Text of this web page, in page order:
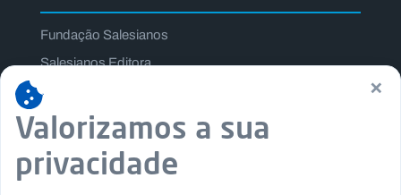
Fundação Salesianos
Salesianos Editora
Família Salesiana
Missão Dom Bosco
Jogos Nacionais Salesianos
×
Valorizamos a sua
privacidade